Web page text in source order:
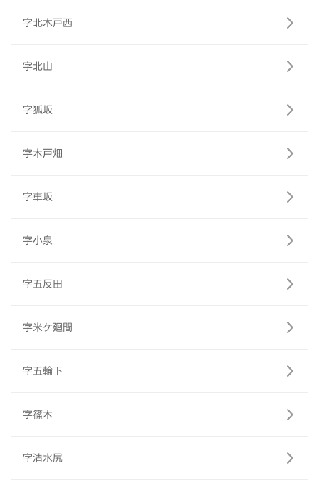
字北木戸西
字北山
字狐坂
字木戸畑
字車坂
字小泉
字五反田
字米ケ廻間
字五輪下
字篠木
字清水尻